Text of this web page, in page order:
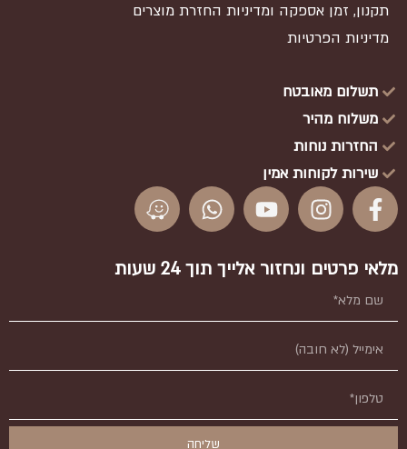
תקנון, זמן אספקה ומדיניות החזרת מוצרים
מדיניות הפרטיות
תשלום מאובטח
משלוח מהיר
החזרות נוחות
שירות לקוחות אמין
מלאי פרטים ונחזור אלייך תוך 24 שעות
שליחה